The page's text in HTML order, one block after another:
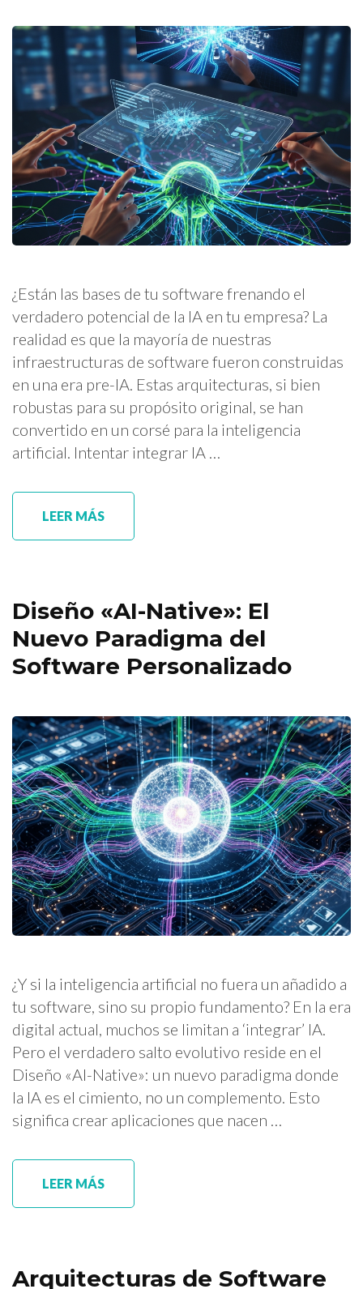
¿Están las bases de tu software frenando el
verdadero potencial de la IA en tu empresa? La
realidad es que la mayoría de nuestras
infraestructuras de software fueron construidas
en una era pre-IA. Estas arquitecturas, si bien
robustas para su propósito original, se han
convertido en un corsé para la inteligencia
artificial. Intentar integrar IA …
LEER MÁS
Diseño «AI-Native»: El
Nuevo Paradigma del
Software Personalizado
¿Y si la inteligencia artificial no fuera un añadido a
tu software, sino su propio fundamento? En la era
digital actual, muchos se limitan a ‘integrar’ IA.
Pero el verdadero salto evolutivo reside en el
Diseño «AI-Native»: un nuevo paradigma donde
la IA es el cimiento, no un complemento. Esto
significa crear aplicaciones que nacen …
LEER MÁS
Arquitecturas de Software